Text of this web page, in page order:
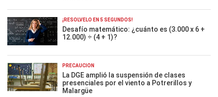
¡RESOLVELO EN 5 SEGUNDOS!
Desafío matemático: ¿cuánto es (3.000 x 6 +
12.000) ÷ (4 + 1)?
PRECAUCIÓN
La DGE amplió la suspensión de clases
presenciales por el viento a Potrerillos y
Malargüe